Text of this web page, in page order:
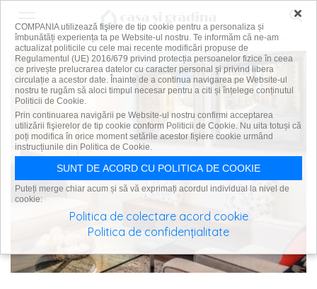
×
COMPANIA utilizează fişiere de tip cookie pentru a personaliza și
îmbunătăți experiența ta pe Website-ul nostru. Te informăm că ne-am
actualizat politicile cu cele mai recente modificări propuse de
Regulamentul (UE) 2016/679 privind protecția persoanelor fizice în ceea
ce privește prelucrarea datelor cu caracter personal și privind libera
circulație a acestor date. Înainte de a continua navigarea pe Website-ul
nostru te rugăm să aloci timpul necesar pentru a citi și înțelege conținutul
Politicii de Cookie.
Prin continuarea navigării pe Website-ul nostru confirmi acceptarea
utilizării fişierelor de tip cookie conform Politicii de Cookie. Nu uita totuși că
poți modifica în orice moment setările acestor fişiere cookie urmând
instrucțiunile din Politica de Cookie.
SUNT DE ACORD CU POLITICA DE COOKIE
Puteți merge chiar acum și să vă exprimați acordul individual la nivel de
cookie:
Politica de colectare acord cookie
Politica de confidențialitate